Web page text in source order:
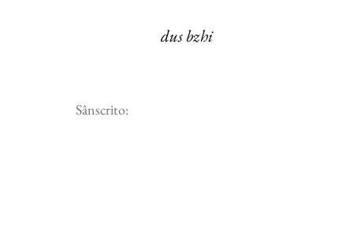
dus bzhi
Sânscrito: